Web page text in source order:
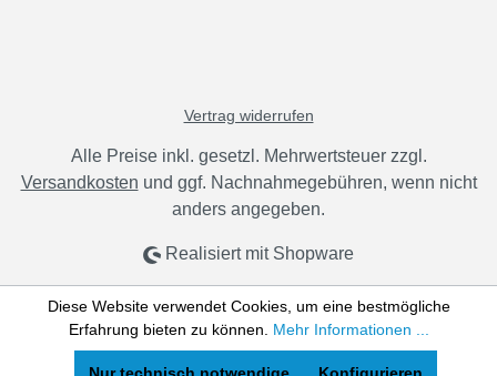
Vertrag widerrufen
Alle Preise inkl. gesetzl. Mehrwertsteuer zzgl.
Versandkosten und ggf. Nachnahmegebühren, wenn nicht
anders angegeben.
Realisiert mit Shopware
Diese Website verwendet Cookies, um eine bestmögliche
Erfahrung bieten zu können. Mehr Informationen ...